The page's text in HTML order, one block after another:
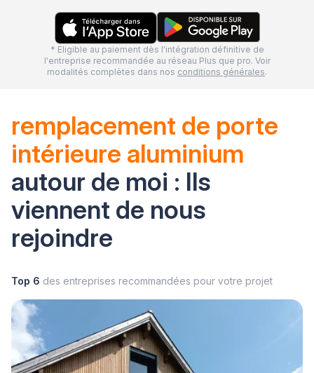
* Eligible au paiement dès l'intégration définitive de
l'entreprise recommandée au réseau Plus que pro. Voir
modalités complètes dans nos conditions générales.
remplacement de porte
intérieure aluminium
autour de moi : Ils
viennent de nous
rejoindre
Top 6 des entreprises recommandées pour votre projet